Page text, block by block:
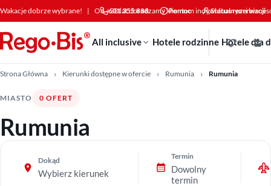
Przejdź do treści
Wakacje dobrze wybrane! | Od +30 lat doradzamy klientom indywidualnym i
601 355 888 Pomoc Status rezerwacji
All inclusive Hotele rodzinne Hotele dla
Strona Główna Kierunki dostępne w ofercie Rumunia Rumunia
MIASTO 0 OFERT
Rumunia
Dokąd
Wybierz kierunek
Termin
Dowolny
termin